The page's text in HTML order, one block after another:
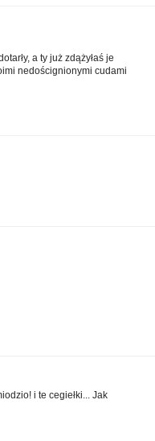
a ty już zdążyłaś je
nedoścignionymi cudami
i te cegiełki... Jak